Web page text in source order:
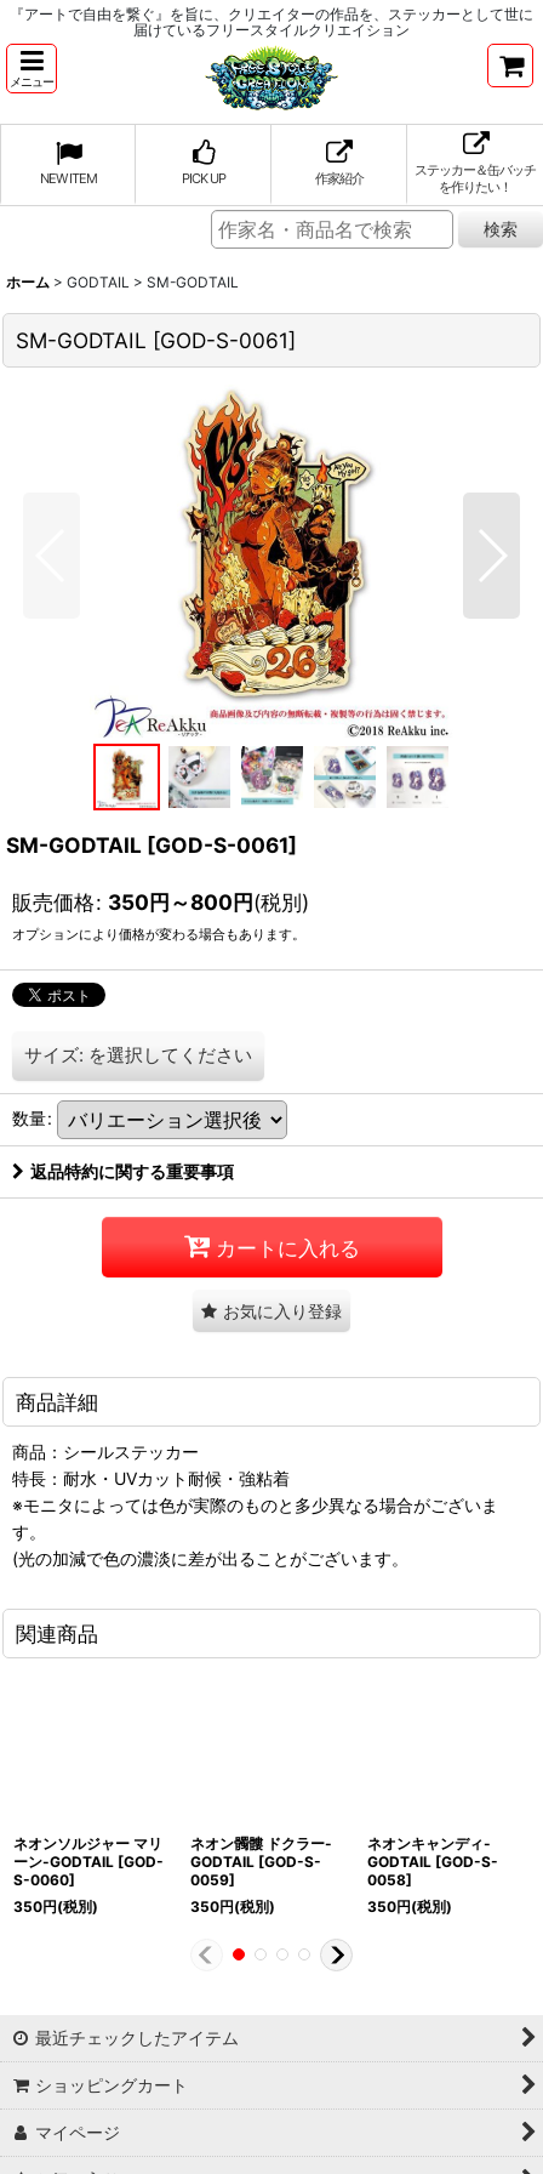
『アートで自由を繋ぐ』を旨に、クリエイターの作品を、ステッカーとして世に
届けているフリースタイルクリエイション
メニュー
NEW ITEM PICK UP 作家紹介
ステッカー＆缶バッチ
を作りたい！
ホーム > GODTAIL > SM-GODTAIL
SM-GODTAIL [GOD-S-0061]
SM-GODTAIL [GOD-S-0061]
販売価格: 350円～800円(税別)
オプションにより価格が変わる場合もあります。
サイズ: を選択してください
数量:
返品特約に関する重要事項
カートに入れる
お気に入り登録
商品詳細
商品：シールステッカー
特長：耐水・UVカット耐候・強粘着
※モニタによっては色が実際のものと多少異なる場合がございま
す。
(光の加減で色の濃淡に差が出ることがございます。
関連商品
ネオンソルジャー マリ
ーン-GODTAIL [GOD-
S-0060]
350円(税別)
ネオン髑髏 ドクラー-
GODTAIL [GOD-S-
0059]
350円(税別)
ネオンキャンディ-
GODTAIL [GOD-S-
0058]
350円(税別)
最近チェックしたアイテム
ショッピングカート
マイページ